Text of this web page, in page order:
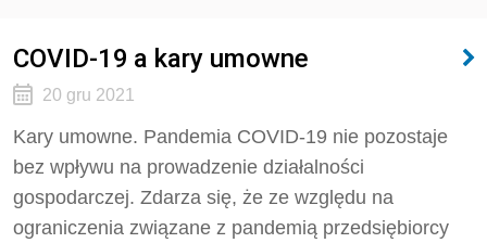
COVID-19 a kary umowne
20 gru 2021
Kary umowne. Pandemia COVID-19 nie pozostaje
bez wpływu na prowadzenie działalności
gospodarczej. Zdarza się, że ze względu na
ograniczenia związane z pandemią przedsiębiorcy